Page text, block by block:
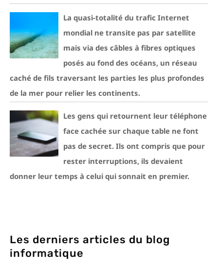
La quasi-totalité du trafic Internet
mondial ne transite pas par satellite
mais via des câbles à fibres optiques
posés au fond des océans, un réseau
caché de fils traversant les parties les plus profondes
de la mer pour relier les continents.
Les gens qui retournent leur téléphone
face cachée sur chaque table ne font
pas de secret. Ils ont compris que pour
rester interruptions, ils devaient
donner leur temps à celui qui sonnait en premier.
Les derniers articles du blog
informatique